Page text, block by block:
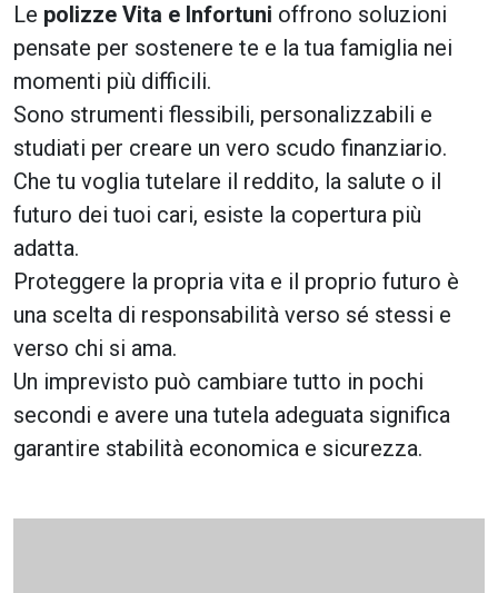
Le polizze Vita e Infortuni offrono soluzioni
pensate per sostenere te e la tua famiglia nei
momenti più difficili.
Sono strumenti flessibili, personalizzabili e
studiati per creare un vero scudo finanziario.
Che tu voglia tutelare il reddito, la salute o il
futuro dei tuoi cari, esiste la copertura più
adatta.
Proteggere la propria vita e il proprio futuro è
una scelta di responsabilità verso sé stessi e
verso chi si ama.
Un imprevisto può cambiare tutto in pochi
secondi e avere una tutela adeguata significa
garantire stabilità economica e sicurezza.